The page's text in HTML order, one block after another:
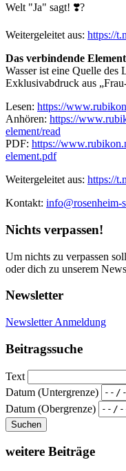
Welt "Ja" sagt! ❣️?
Weitergeleitet aus: https://
Das verbindende Element
Wasser ist eine Quelle des
Exklusivabdruck aus
Lesen: https://
Anhören: https://
element/read
PDF: https://
element.pdf
Weitergeleitet aus: https://
Kontakt: info@rosenheim-
Nichts verpassen!
Um nichts zu verpassen
oder dich zu unserem
Newsletter
Newsletter Anmeldung
Beitragssuche
Text
Datum (Untergrenze)
Datum (Obergrenze)
Suchen
weitere Beiträge